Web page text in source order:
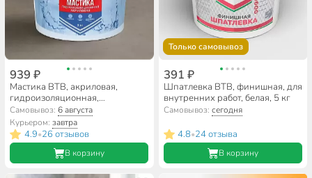
939 ₽
Мастика ВТВ, акриловая,
гидроизоляционная,
быстросохнущая, 3 кг
Самовывоз:6 августа
Курьером:завтра
4.9•26 отзывов
В корзину
Только самовывоз
391 ₽
Шпатлевка ВТВ, финишная, для
внутренних работ, белая, 5 кг
Самовывоз: сегодня
4.8•24 отзыва
В корзину